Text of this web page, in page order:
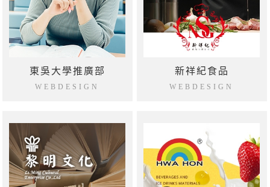
東吳大學推廣部
WEBDESIGN
新祥紀食品
WEBDESIGN